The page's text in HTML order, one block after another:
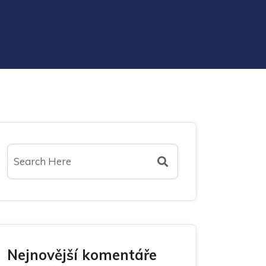
Nejnovější komentáře